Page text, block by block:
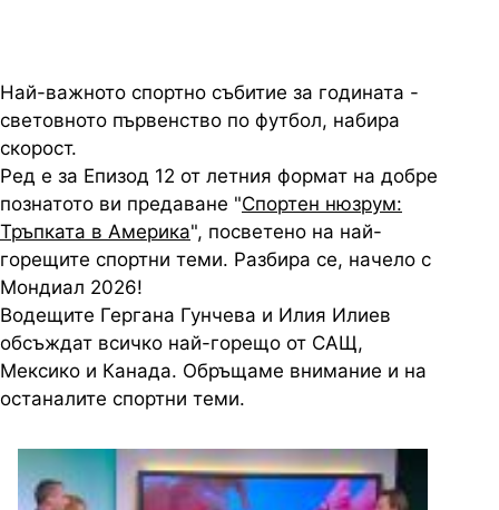
Най-важното спортно събитие за годината -
световното първенство по футбол, набира
скорост.
Ред е за Епизод 12 от летния формат на добре
познатото ви предаване "Спортен нюзрум:
Тръпката в Америка", посветено на най-
горещите спортни теми. Разбира се, начело с
Мондиал 2026!
Водещите Гергана Гунчева и Илия Илиев
обсъждат всичко най-горещо от САЩ,
Мексико и Канада. Обръщаме внимание и на
останалите спортни теми.